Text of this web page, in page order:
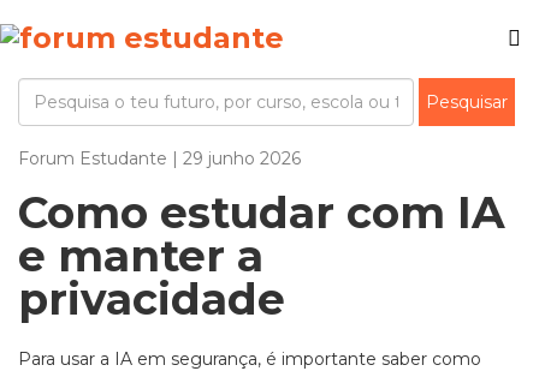
Forum Estudante | 29 junho 2026
Como estudar com IA
e manter a
privacidade
Para usar a IA em segurança, é importante saber como